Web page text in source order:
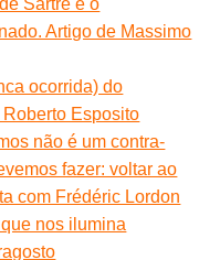
Artigo de Massimo
ocorrida) do
Esposito
não é um contra-
fazer: voltar ao
com Frédéric Lordon
nos ilumina